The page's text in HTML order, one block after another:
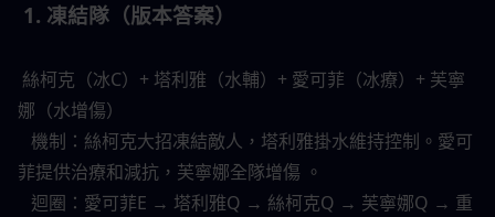
1. 凍結隊（版本答案）
絲柯克（冰C）+ 塔利雅（水輔）+ 愛可菲（冰療）+ 芙寧
娜（水增傷）
機制：絲柯克大招凍結敵人，塔利雅掛水維持控制。愛可
菲提供治療和減抗，芙寧娜全隊增傷 。
迴圈：愛可菲E → 塔利雅Q → 絲柯克Q → 芙寧娜Q → 重